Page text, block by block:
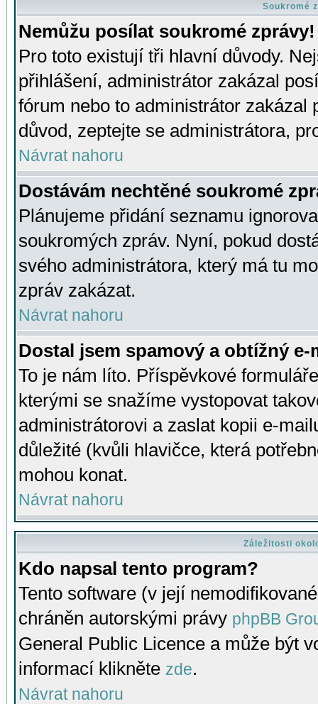
Soukromé
Nemůžu posílat soukromé zprávy!
Pro toto existují tři hlavní důvody.
přihlášení, administrátor zakázal
fórum nebo to administrátor zakázal
důvod, zeptejte se administrátora,
Návrat nahoru
Dostávám nechtěné soukromé
Plánujeme přidání seznamu
soukromých zpráv. Nyní, pokud
svého administrátora, který má tu
zpráv zakázat.
Návrat nahoru
Dostal jsem spamový a obtížný
To je nám líto. Příspěvkové
kterými se snažíme vystopovat
administrátorovi a zaslat kopii e-
důležité (kvůli hlavičce, která
mohou konat.
Návrat nahoru
Záležitosti
Kdo napsal tento program?
Tento software (v její
chráněn autorskými právy phpBB
General Public Licence a může být
informací klikněte zde.
Návrat nahoru